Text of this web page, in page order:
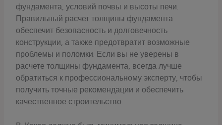
фундамента, условий почвы и высоты печи.
Правильный расчет толщины фундамента
обеспечит безопасность и долговечность
конструкции, а также предотвратит возможные
проблемы и поломки. Если вы не уверены в
расчете толщины фундамента, всегда лучше
обратиться к профессиональному эксперту, чтобы
получить точные рекомендации и обеспечить
качественное строительство.